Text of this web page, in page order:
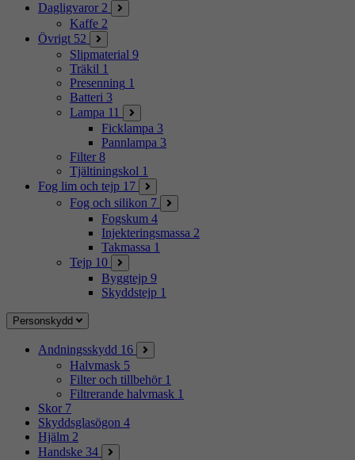
Dagligvaror 2
Kaffe 2
Övrigt 52
Slipmaterial 9
Träkil 1
Presenning 1
Batteri 3
Lampa 11
Ficklampa 3
Pannlampa 3
Filter 8
Tjältiningskol 1
Fog lim och tejp 17
Fog och silikon 7
Fogskum 4
Injekteringsmassa 2
Takmassa 1
Tejp 10
Byggtejp 9
Skyddstejp 1
Personskydd
Andningsskydd 16
Halvmask 5
Filter och tillbehör 1
Filtrerande halvmask 1
Skor 7
Skyddsglasögon 4
Hjälm 2
Handske 34